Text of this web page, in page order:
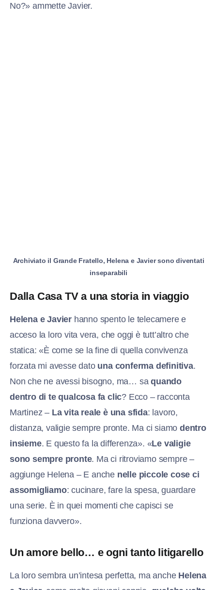
No?» ammette Javier.
Archiviato il Grande Fratello, Helena e Javier sono diventati
inseparabili
Dalla Casa TV a una storia in viaggio
Helena e Javier hanno spento le telecamere e
acceso la loro vita vera, che oggi è tutt’altro che
statica: «È come se la fine di quella convivenza
forzata mi avesse dato una conferma definitiva.
Non che ne avessi bisogno, ma… saquando
dentro di te qualcosa fa clic? Ecco – racconta
Martinez – La vita reale è una sfida: lavoro,
distanza, valigie sempre pronte. Ma ci siamo dentro
insieme. E questo fa la differenza». «Le valigie
sono sempre pronte. Ma ci ritroviamo sempre –
aggiunge Helena – E anche nelle piccole cose ci
assomigliamo: cucinare, fare la spesa, guardare
una serie. È in quei momenti che capisci se
funziona davvero».
Un amore bello… e ogni tanto litigarello
La loro sembra un’intesa perfetta, ma anche Helena